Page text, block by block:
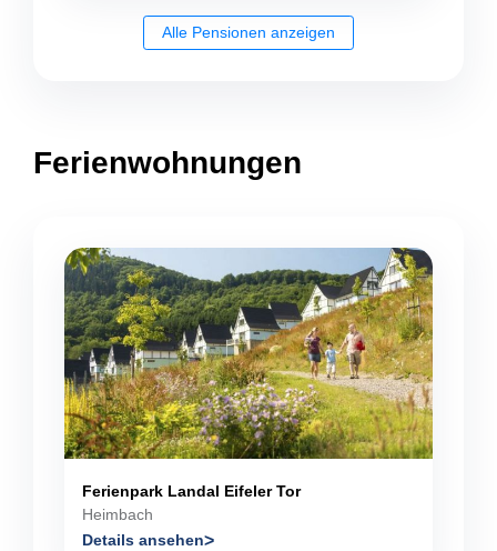
Alle Pensionen anzeigen
Ferienwohnungen
Ferienpark Landal Eifeler Tor
Heimbach
Details ansehen